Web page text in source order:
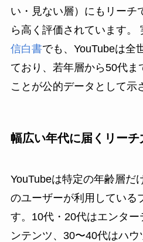
い・見ない層）にもリーチ
ら高く評価されています。
信白書でも、YouTubeは全
ており、若年層から50代ま
ことが公的データとして示
幅広い年代に届くリーチ
YouTubeは特定の年齢層だ
のユーザーが利用している
す。10代・20代はエンター
ンテンツ、30〜40代はハウ